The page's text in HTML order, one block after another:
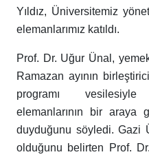
Yıldız, Üniversitemiz
elemanlarımız katıldı.
Prof. Dr. Uğur Ünal,
Ramazan ayının
programı
elemanlarının bir araya
duyduğunu söyledi. Gazi
olduğunu belirten Prof.